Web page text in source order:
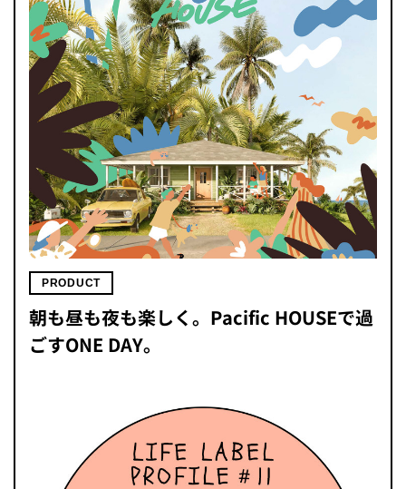
PRODUCT
朝も昼も夜も楽しく。Pacific HOUSEで過
ごすONE DAY。